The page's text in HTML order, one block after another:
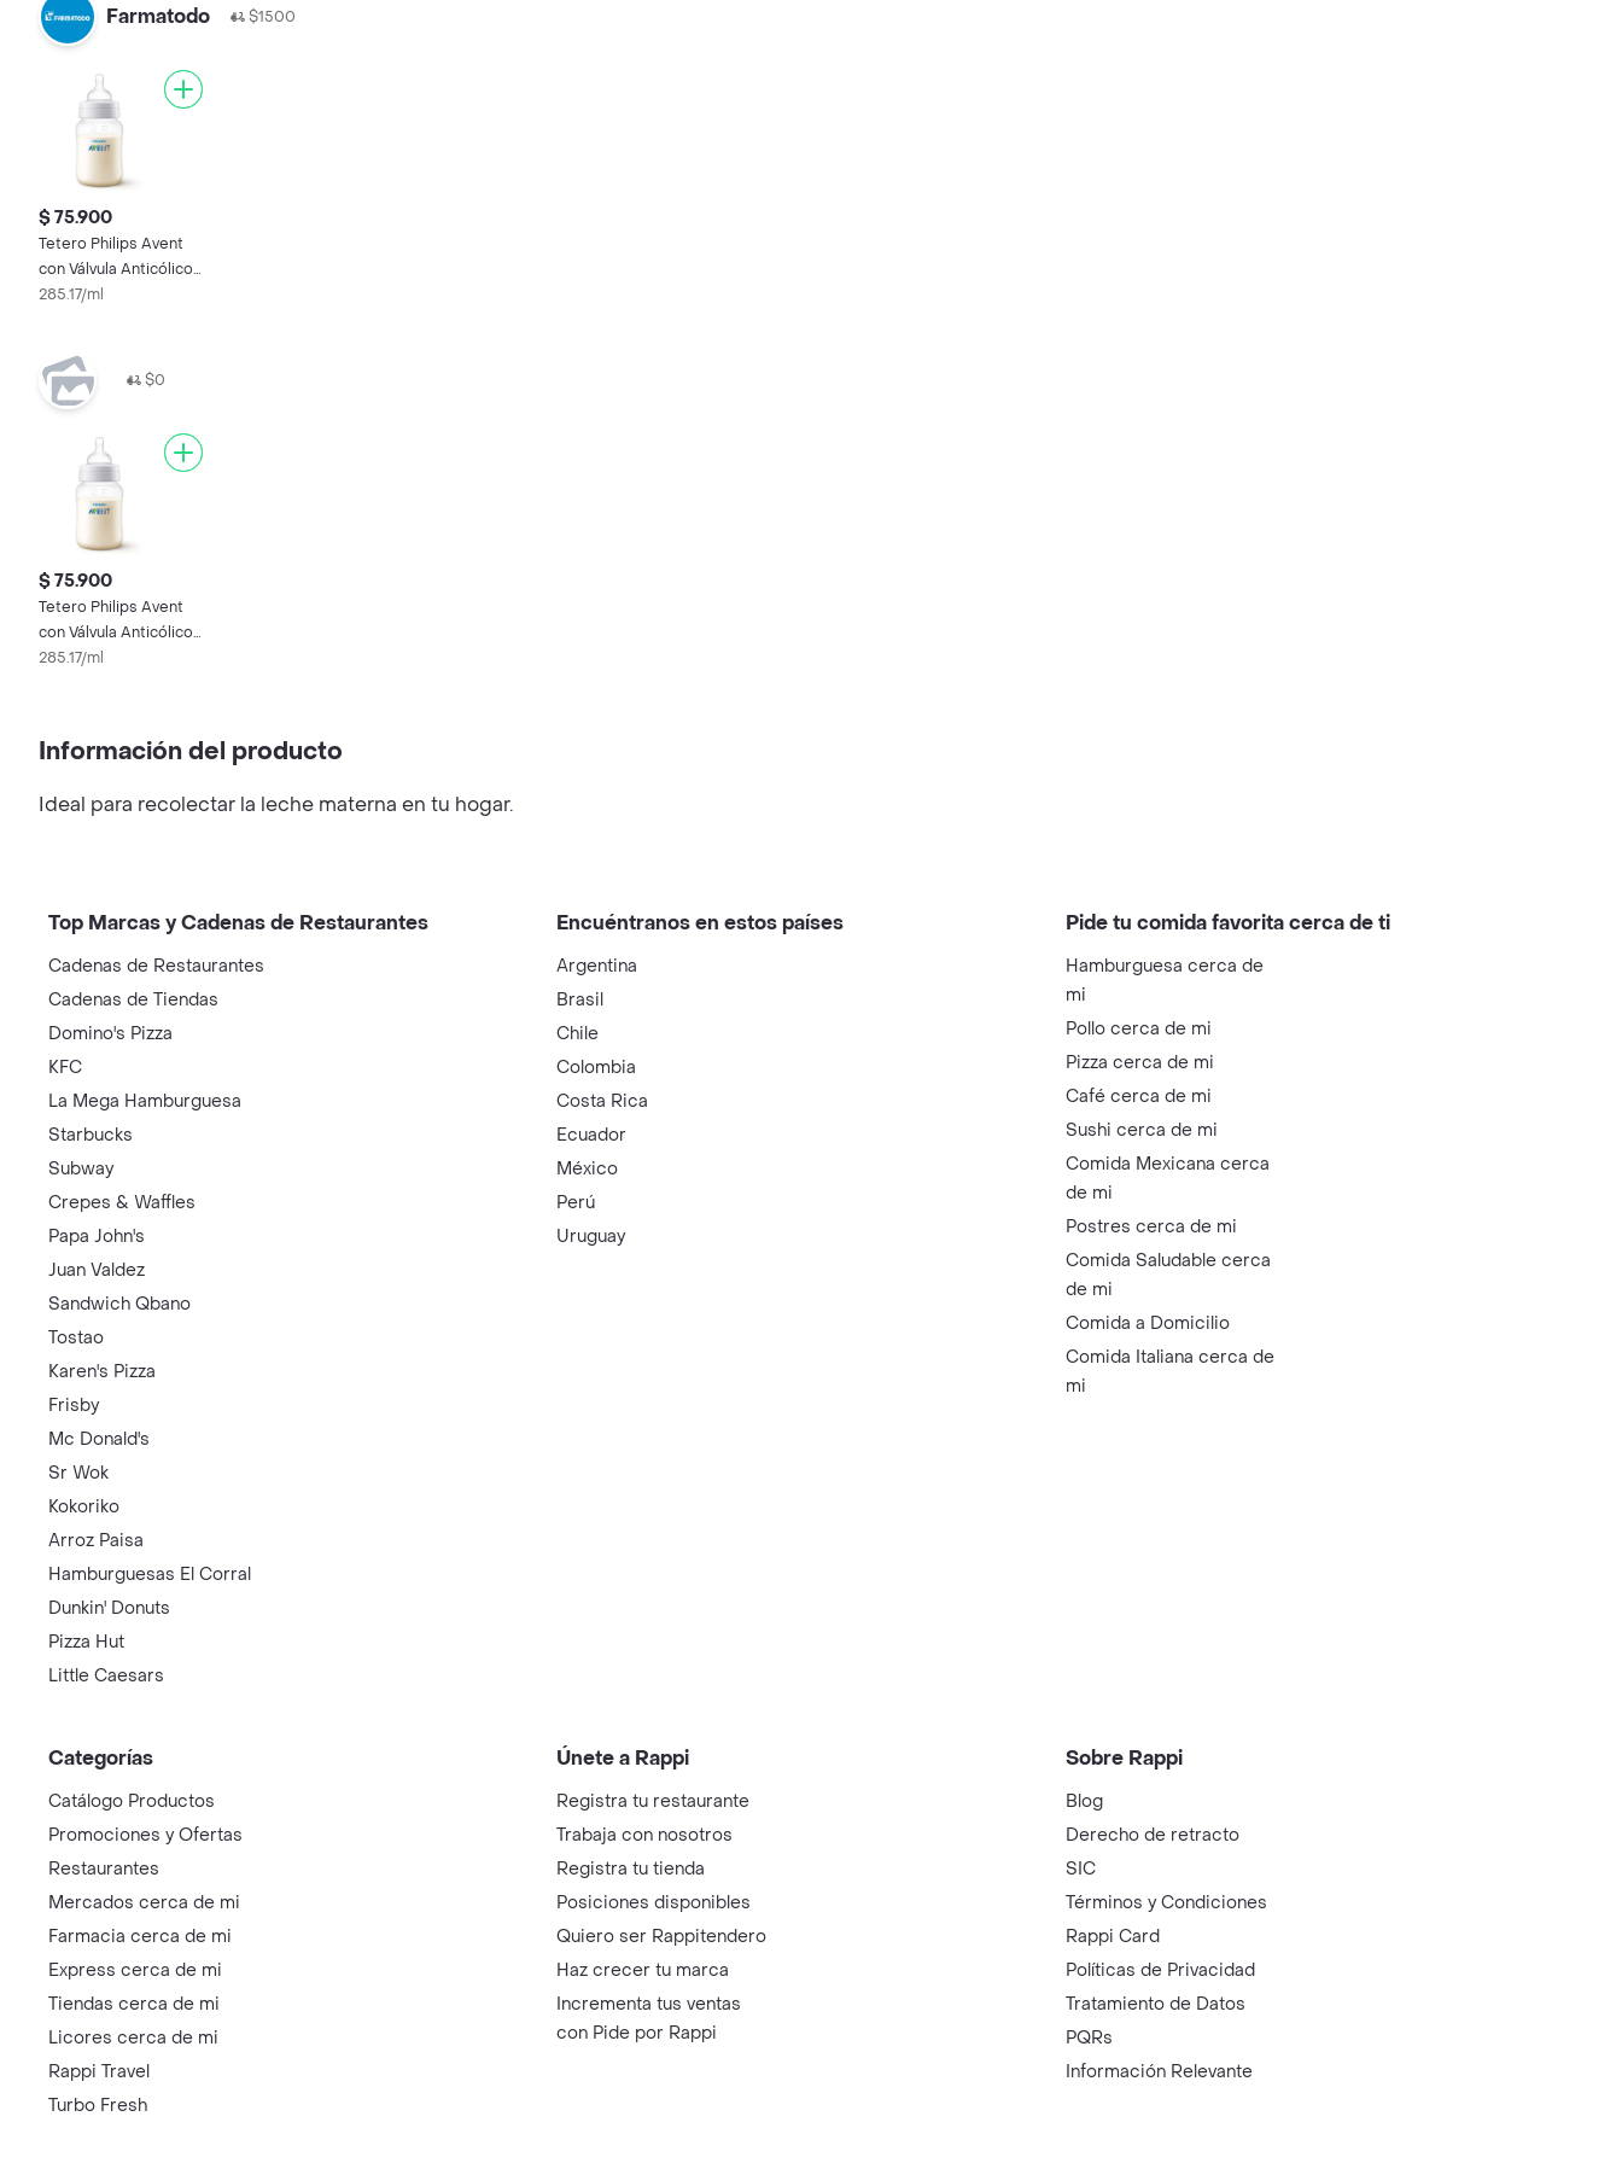
Farmatodo $1500
$ 75.900
Tetero Philips Avent
con Válvula Anticólicos
9 Oz 1m+ x 1 und
285.17/ml
$0
$ 75.900
Tetero Philips Avent
con Válvula Anticólicos
9 Oz 1m+ x 1 und
285.17/ml
Información del producto
Ideal para recolectar la leche materna en tu hogar.
Top Marcas y Cadenas de Restaurantes
Cadenas de Restaurantes
Cadenas de Tiendas
Domino's Pizza
KFC
La Mega Hamburguesa
Starbucks
Subway
Crepes & Waffles
Papa John's
Juan Valdez
Sandwich Qbano
Tostao
Karen's Pizza
Frisby
Mc Donald's
Sr Wok
Kokoriko
Arroz Paisa
Hamburguesas El Corral
Dunkin' Donuts
Pizza Hut
Little Caesars
Encuéntranos en estos países
Argentina
Brasil
Chile
Colombia
Costa Rica
Ecuador
México
Perú
Uruguay
Pide tu comida favorita cerca de ti
Hamburguesa cerca de
mi
Pollo cerca de mi
Pizza cerca de mi
Café cerca de mi
Sushi cerca de mi
Comida Mexicana cerca
de mi
Postres cerca de mi
Comida Saludable cerca
de mi
Comida a Domicilio
Comida Italiana cerca de
mi
Categorías
Catálogo Productos
Promociones y Ofertas
Restaurantes
Mercados cerca de mi
Farmacia cerca de mi
Express cerca de mi
Tiendas cerca de mi
Licores cerca de mi
Rappi Travel
Turbo Fresh
Únete a Rappi
Registra tu restaurante
Trabaja con nosotros
Registra tu tienda
Posiciones disponibles
Quiero ser Rappitendero
Haz crecer tu marca
Incrementa tus ventas
con Pide por Rappi
Sobre Rappi
Blog
Derecho de retracto
SIC
Términos y Condiciones
Rappi Card
Políticas de Privacidad
Tratamiento de Datos
PQRs
Información Relevante